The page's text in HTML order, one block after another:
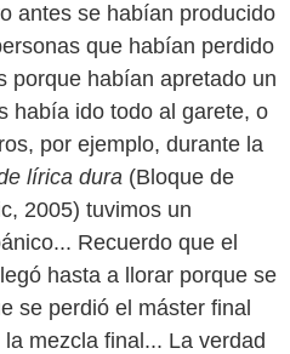
antes se habían producido
que habían perdido
porque habían apretado un
había ido todo al garete, o
por ejemplo, durante la
lírica dura (Bloque de
2005) tuvimos un
Recuerdo que el
hasta a llorar porque se
se perdió el máster final
mezcla final... La verdad